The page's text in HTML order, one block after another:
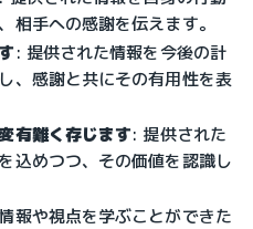
相手への感謝を伝えます。
: 提供された情報を今後の計
、感謝と共にその有用性を表
有難く存じます: 提供された
込めつつ、その価値を認識し
報や視点を学ぶことができた